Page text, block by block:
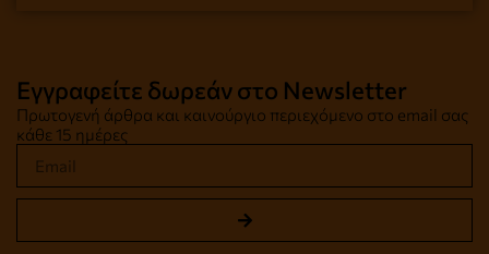
Εγγραφείτε δωρεάν στο Newsletter
Πρωτογενή άρθρα και καινούργιο περιεχόμενο στο email σας
κάθε 15 ημέρες